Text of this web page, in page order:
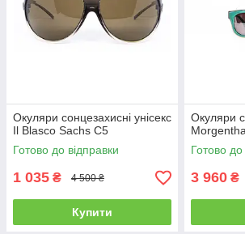
Окуляри сонцезахисні унісекс
Il Blasco Sachs C5
Готово до відправки
1 035 ₴ 4 500 ₴
Купити
Окуляри
Готово до
3 960 ₴